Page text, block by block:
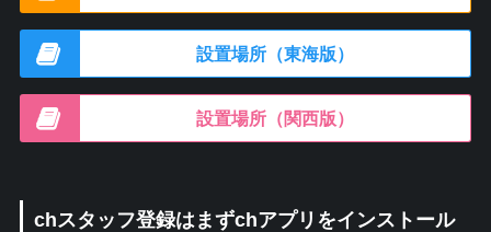
設置場所（東海版）
設置場所（関西版）
chスタッフ登録はまずchアプリをインストール